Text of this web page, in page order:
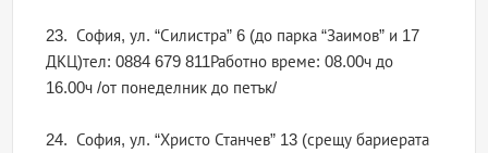
23. София, ул. “Силистра” 6 (до парка “Заимов” и 17
ДКЦ)тел: 0884 679 811Работно време: 08.00ч до
16.00ч /от понеделник до петък/
24. София, ул. “Христо Станчев” 13 (срещу бариерата